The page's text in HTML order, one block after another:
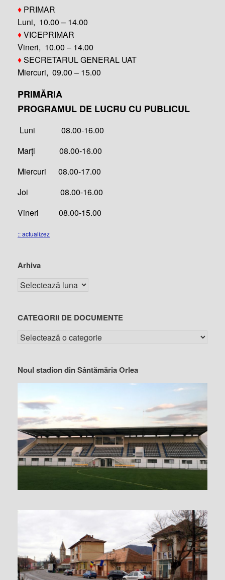
♦ PRIMAR
Luni, 10.00 – 14.00
♦VICEPRIMAR
Vineri, 10.00 – 14.00
♦SECRETARUL GENERAL UAT
Miercuri, 09.00 – 15.00
PRIMĂRIA
PROGRAMUL DE LUCRU CU PUBLICUL
Luni 08.00-16.00
Marți 08.00-16.00
Miercuri 08.00-17.00
Joi 08.00-16.00
Vineri 08.00-15.00
:: actualizez
Arhiva
CATEGORII DE DOCUMENTE
Noul stadion din Sântămăria Orlea